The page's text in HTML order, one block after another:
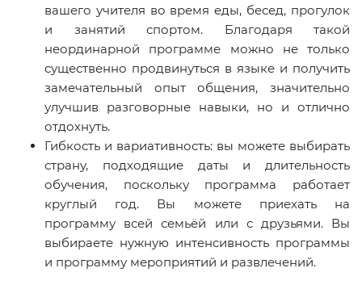
вашего учителя во время еды, бесед, прогулок
и занятий спортом. Благодаря такой
неординарной программе можно не только
существенно продвинуться в языке и получить
замечательный опыт общения, значительно
улучшив разговорные навыки, но и отлично
отдохнуть.
Гибкость и вариативность: вы можете выбирать
страну, подходящие даты и длительность
обучения, поскольку программа работает
круглый год. Вы можете приехать на
программу всей семьёй или с друзьями. Вы
выбираете нужную интенсивность программы
и программу мероприятий и развлечений.